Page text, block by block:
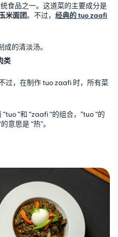
食品之一。这道菜的主要成分是
米面团。不过， 经典的 tuo zaafi
的清淡汤。
类
过，在制作 tuo zaafi 时，所有菜
“和 “zaafi “的组合，”tuo “的
意思是 “热”。